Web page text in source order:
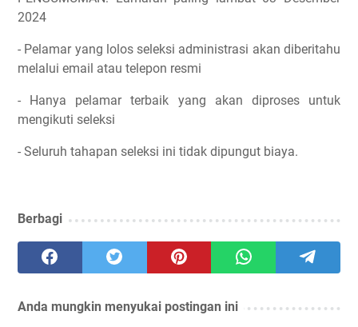
2024
- Pelamar yang lolos seleksi administrasi akan diberitahu
melalui email atau telepon resmi
- Hanya pelamar terbaik yang akan diproses untuk
mengikuti seleksi
- Seluruh tahapan seleksi ini tidak dipungut biaya.
Berbagi
Anda mungkin menyukai postingan ini